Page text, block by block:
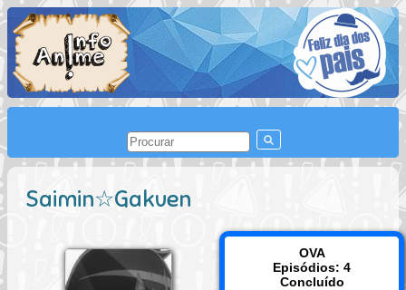
Saimin☆Gakuen
OVA
Episódios: 4
Concluído